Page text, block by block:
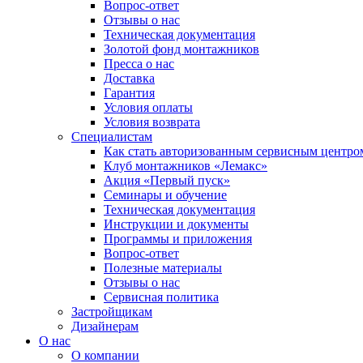
Вопрос-ответ
Отзывы о нас
Техническая документация
Золотой фонд монтажников
Пресса о нас
Доставка
Гарантия
Условия оплаты
Условия возврата
Специалистам
Как стать авторизованным сервисным
Клуб монтажников «Лемакс»
Акция «Первый пуск»
Семинары и обучение
Техническая документация
Инструкции и документы
Программы и приложения
Вопрос-ответ
Полезные материалы
Отзывы о нас
Сервисная политика
Застройщикам
Дизайнерам
О нас
О компании